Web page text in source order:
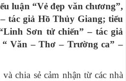
luận “Vẻ đẹp văn chương”,
tác giả Hồ Thủy Giang; tiểu
Sơn tử chiến” – tác giả
Văn – Thơ – Trường ca” –
sẻ cảm nhận từ các nhà